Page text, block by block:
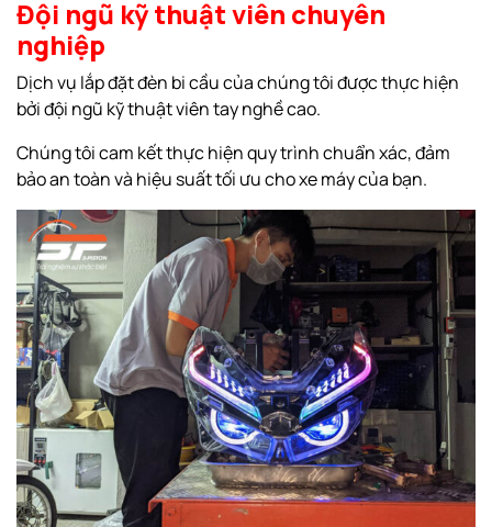
Đội ngũ kỹ thuật viên chuyên
nghiệp
Dịch vụ lắp đặt đèn bi cầu của chúng tôi được thực hiện
bởi đội ngũ kỹ thuật viên tay nghề cao.
Chúng tôi cam kết thực hiện quy trình chuẩn xác, đảm
bảo an toàn và hiệu suất tối ưu cho xe máy của bạn.